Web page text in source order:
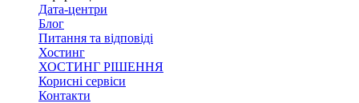
Дата-центри
Блог
Питання та відповіді
Хостинг
ХОСТИНГ РІШЕННЯ
Корисні сервіси
Контакти